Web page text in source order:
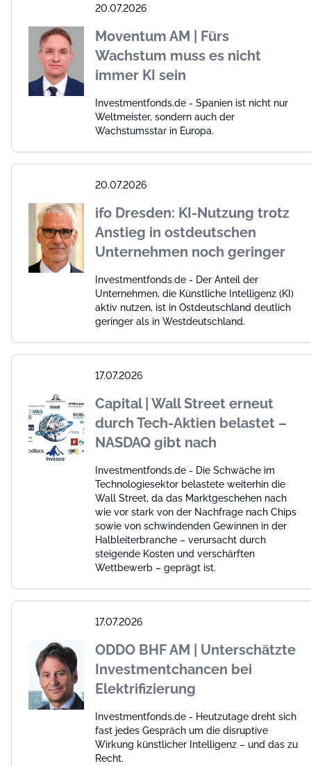
20.07.2026
Moventum AM | Fürs
Wachstum muss es nicht
immer KI sein
Investmentfonds.de - Spanien ist nicht nur
Weltmeister, sondern auch der
Wachstumsstar in Europa.
20.07.2026
ifo Dresden: KI-Nutzung trotz
Anstieg in ostdeutschen
Unternehmen noch geringer
Investmentfonds.de - Der Anteil der
Unternehmen, die Künstliche Intelligenz (KI)
aktiv nutzen, ist in Ostdeutschland deutlich
geringer als in Westdeutschland.
17.07.2026
Capital | Wall Street erneut
durch Tech-Aktien belastet –
NASDAQ gibt nach
Investmentfonds.de - Die Schwäche im
Technologiesektor belastete weiterhin die
Wall Street, da das Marktgeschehen nach
wie vor stark von der Nachfrage nach Chips
sowie von schwindenden Gewinnen in der
Halbleiterbranche – verursacht durch
steigende Kosten und verschärften
Wettbewerb – geprägt ist.
17.07.2026
ODDO BHF AM | Unterschätzte
Investmentchancen bei
Elektrifizierung
Investmentfonds.de - Heutzutage dreht sich
fast jedes Gespräch um die disruptive
Wirkung künstlicher Intelligenz – und das zu
Recht.